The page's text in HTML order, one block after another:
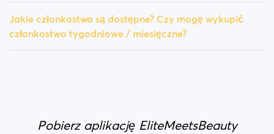
Jakie członkostwa są dostępne? Czy mogę wykupić
członkostwo tygodniowe / miesięczne?
Pobierz aplikację EliteMeetsBeauty